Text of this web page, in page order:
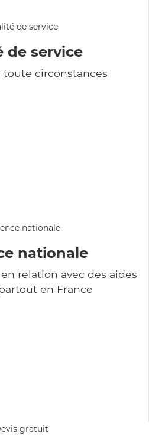
de service
toute circonstances
nationale
relation avec des aides
en France